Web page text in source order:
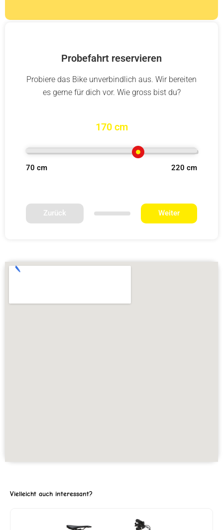
Probefahrt reservieren
Probiere das Bike unverbindlich aus. Wir bereiten
es gerne für dich vor. Wie gross bist du?
170 cm
70 cm 220 cm
Zurück Weiter
Vielleicht auch interessant?